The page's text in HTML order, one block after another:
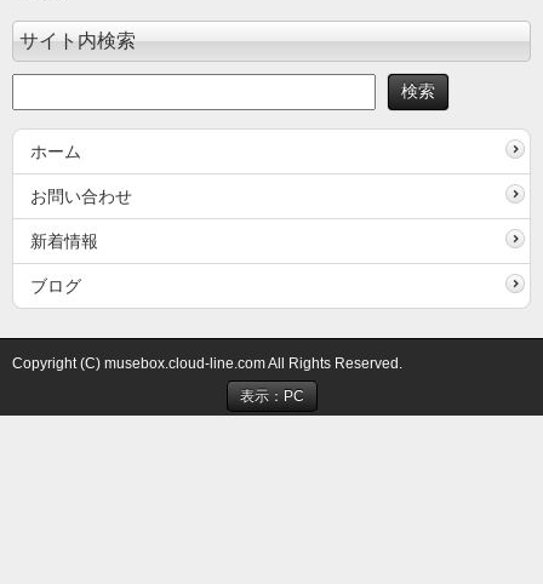
サイト内検索
ホーム
お問い合わせ
新着情報
ブログ
Copyright (C) musebox.cloud-line.com All Rights Reserved.
表示：PC